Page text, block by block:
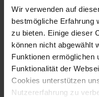
Wir verwenden auf
bestmögliche Erfahrung
zu bieten. Einige dieser
können nicht abgewählt
Funktionen ermöglichen
Funktionalität der
Cookies unterstützen
Nutzererfahrung zu
Homeoffice
Du willst deinen
um deine Kinder
Balance hast du die
arbeiten.